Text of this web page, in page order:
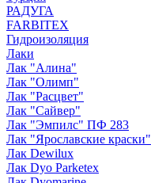
РАДУГА
FARBITEX
Гидроизоляция
Лаки
Лак "Алина"
Лак "Олимп"
Лак "Расцвет"
Лак "Сайвер"
Лак "Эмпилс" ПФ 283
Лак "Ярославские краски"
Лак Dewilux
Лак Dyo Parketex